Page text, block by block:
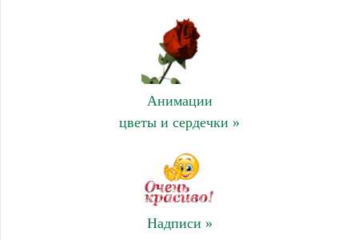
Анимации
цветы и сердечки »
Надписи »